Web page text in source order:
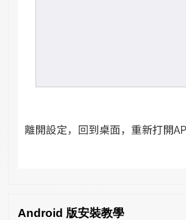
Android 版安裝教學